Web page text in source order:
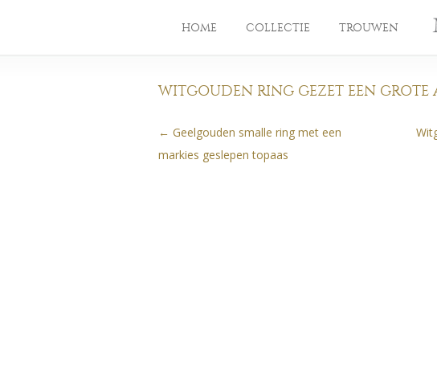
HOME COLLECTIE TROUWEN
WITGOUDEN RING GEZET EEN GROTE
Berichtnavigatie
← Geelgouden smalle ring met een
markies geslepen topaas